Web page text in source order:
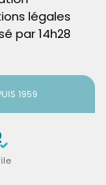
1959
légales
par 14h28